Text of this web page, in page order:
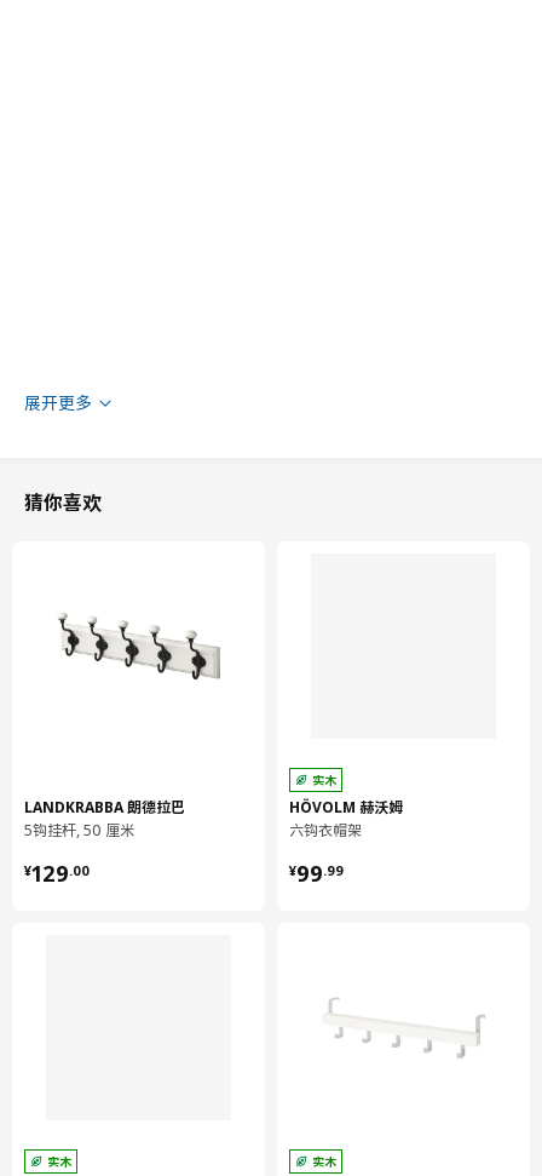
可在门厅中挂放外套和包袋，厨房中悬挂茶巾，或在浴室中悬挂浴
标签上包的塑料膜能防污防水。
不同的墙壁材料需要使用不同类型的固定装置。使用与您家的墙壁
相符的固定装置，须另购。
设计师
包装信息
展开更多
猜你喜欢
LANDKRABBA 朗德拉巴
5钩挂杆, 50 厘米
¥129.00
¥ 129.00
实木
实木
HÖVOLM 赫沃姆
六钩衣帽架
¥99.99
¥ 99.99
实木